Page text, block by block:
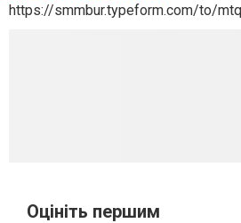
https://smmbur.typeform.com/to/
Оцініть першим